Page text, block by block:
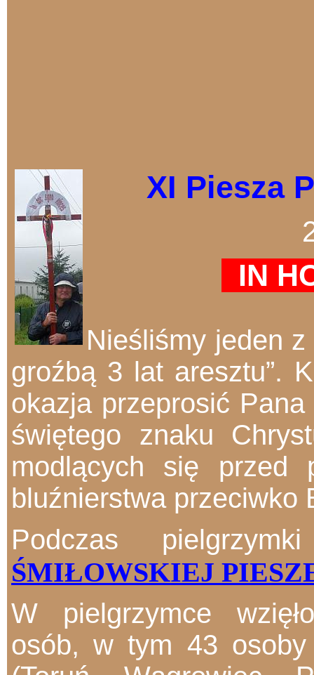
XI Piesza
IN
Nieśliśmy jeden z
groźbą 3 lat aresztu”.
okazja przeprosić
świętego znaku
modlących się przed
bluźnierstwa przeciwko
Podczas
ŚMIŁOWSKIEJ
W pielgrzymce
osób, w tym 43